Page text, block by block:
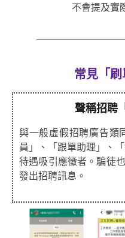
不會提及實
常見「
聲稱招聘
與一般虛假招聘廣告類
員」、「跟單助理」、
待遇吸引應徵者。騙徒
發出招聘訊息。